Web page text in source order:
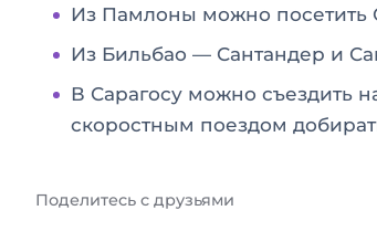
Из Памлоны можно посетить
Из Бильбао — Сантандер и
В Сарагосу можно съездить
скоростным поездом
Поделитесь с друзьями